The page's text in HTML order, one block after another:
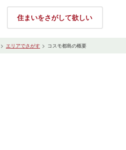
住まいをさがして欲しい
エリアでさがす コスモ都島の概要